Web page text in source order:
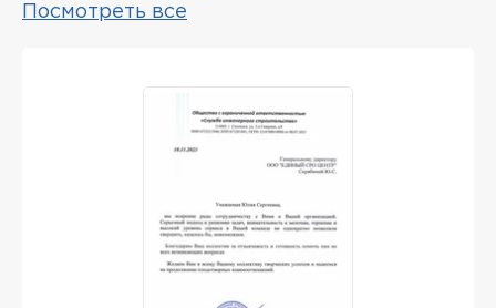
Посмотреть все